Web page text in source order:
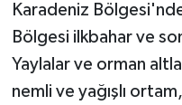
Karadeniz
Bölgesi ilkbahar ve
Yaylalar ve orman
nemli ve yağışlı